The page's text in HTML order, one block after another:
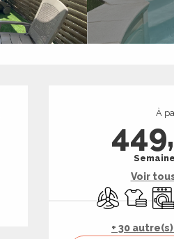
À
Voir
Air conditionné
Draps et
+ 30